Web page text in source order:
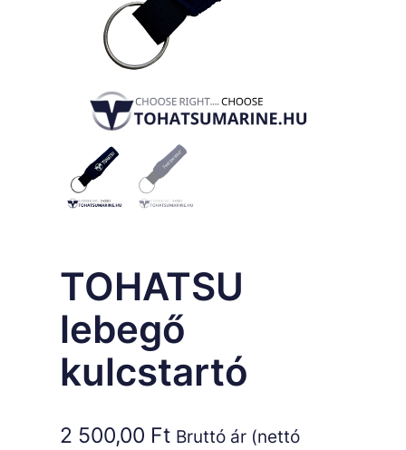
TOHATSU
lebegő
kulcstartó
2 500,00 Ft Bruttó ár (nettó